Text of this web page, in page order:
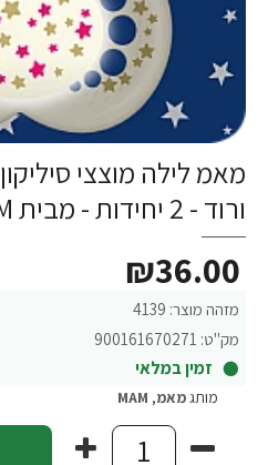
ורוד - 2 יחידות - מבית MAM
מזהה מוצר: 4139
מק"ט: 900161670271
זמין במלאי
₪36.00
מותגמאמ,
MAM